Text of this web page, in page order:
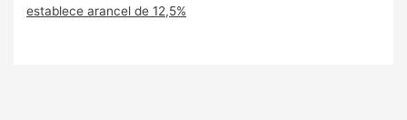
establece arancel de 12,5%